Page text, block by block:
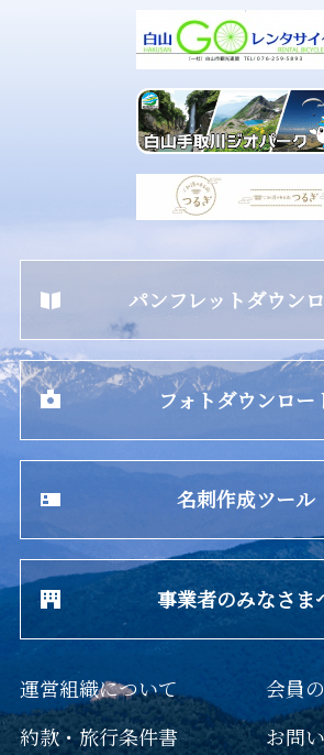
パンフレットダウン
フォトダウンロー
名刺作成ツール
事業者のみなさま
運営組織について
約款・旅行条件書
会員
お問